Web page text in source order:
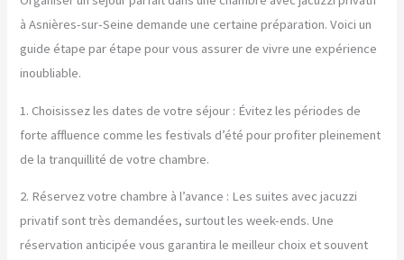
à Asnières-sur-Seine demande une certaine préparation. Voici un
guide étape par étape pour vous assurer de vivre une expérience
inoubliable.
1. Choisissez les dates de votre séjour : Évitez les périodes de
forte affluence comme les festivals d’été pour profiter pleinement
de la tranquillité de votre chambre.
2. Réservez votre chambre à l’avance : Les suites avec jacuzzi
privatif sont très demandées, surtout les week-ends. Une
réservation anticipée vous garantira le meilleur choix et souvent